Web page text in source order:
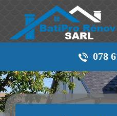
078